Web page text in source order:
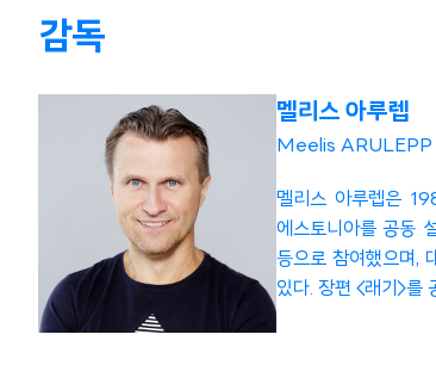
감독
멜리스 아루렙
Meelis ARULEPP
멜리스 아루렙은
에스토니아를 공동
등으로 참여했으며,
있다. 장편 <래기>를